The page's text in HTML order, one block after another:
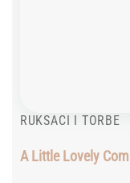
RUKSACI I TORBE
A Little Lovely